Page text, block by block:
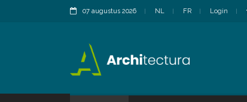
07 augustus 2026 NL FR Login